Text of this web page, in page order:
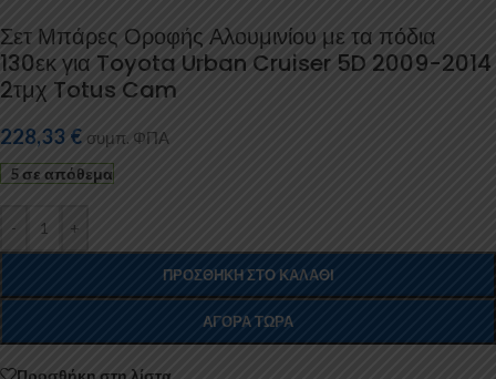
Σετ Μπάρες Οροφής Αλουμινίου με τα πόδια
130εκ για Toyota Urban Cruiser 5D 2009-2014
2τμχ Totus Cam
228,33 € συμπ. ΦΠΑ
5 σε απόθεμα
- +
ΠΡΟΣΘΉΚΗ ΣΤΟ ΚΑΛΆΘΙ
ΑΓΟΡΆ ΤΏΡΑ
Προσθήκη στη λίστα